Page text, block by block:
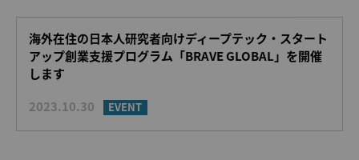
海外在住の日本人研究者向けディープテック・スタート
アップ創業支援プログラム「BRAVE GLOBAL」を開催
します
2023.10.30
EVENT